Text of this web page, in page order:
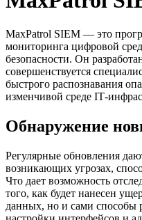
MaxPatrol SIEM — это
мониторинга цифровой
безопасности. Он
совершенствуется
быстрого распознавания
изменчивой среде IT-
Обнаружение
Регулярные обновления
возникающих угрозах,
Что дает возможность
того, как будет нанесен
данных, но и сами способы